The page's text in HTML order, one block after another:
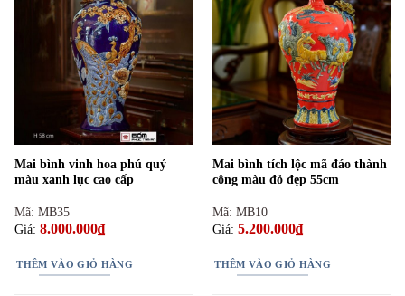
Mai bình vinh hoa phú quý
màu xanh lục cao cấp
Mã: MB35
Giá: 8.000.000₫
THÊM VÀO GIỎ HÀNG
Mai bình tích lộc mã đáo thành
công màu đỏ đẹp 55cm
Mã: MB10
Giá: 5.200.000₫
THÊM VÀO GIỎ HÀNG